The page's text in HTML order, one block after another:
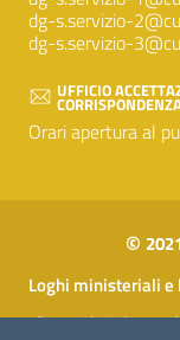
dg-s.servizio-
dg-s.servizio-
UFFICIO
Orari apertura al
©
Sezione
Loghi ministeriali
Contatti |